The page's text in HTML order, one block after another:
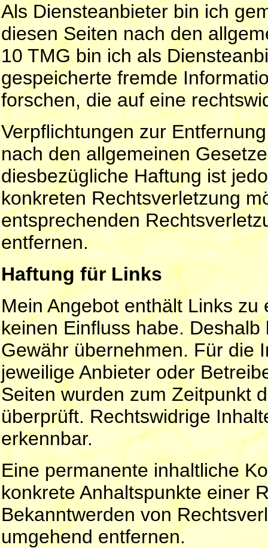
Als Diensteanbieter bin ich
diesen Seiten nach den
10 TMG bin ich als
gespeicherte fremde
forschen, die auf eine
Verpflichtungen zur
nach den allgemeinen
diesbezügliche Haftung ist
konkreten Rechtsverletzung
entsprechenden
entfernen.
Haftung für Links
Mein Angebot enthält Links
keinen Einfluss habe.
Gewähr übernehmen. Für die
jeweilige Anbieter oder
Seiten wurden zum Zeitpunkt
überprüft. Rechtswidrige
erkennbar.
Eine permanente inhaltliche
konkrete Anhaltspunkte einer
Bekanntwerden von
umgehend entfernen.